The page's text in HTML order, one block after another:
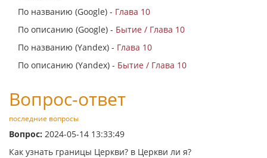
По названию (Google) - Глава 10
По описанию (Google) - Бытие / Глава 10
По названию (Yandex) - Глава 10
По описанию (Yandex) - Бытие / Глава 10
Вопрос-ответ
последние вопросы
Вопрос: 2024-05-14 13:33:49
Как узнать границы Церкви? в Церкви ли я?